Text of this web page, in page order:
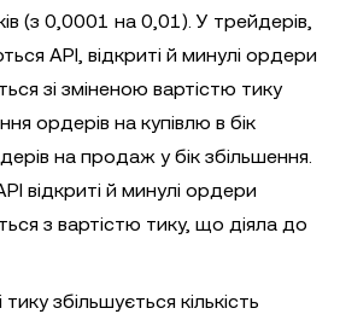
(з 0,0001 на 0,01). У трейдерів,
API, відкриті й минулі ордери
зі зміненою вартістю тику
ордерів на купівлю в бік
на продаж у бік збільшення.
відкриті й минулі ордери
з вартістю тику, що діяла до
збільшується кількість